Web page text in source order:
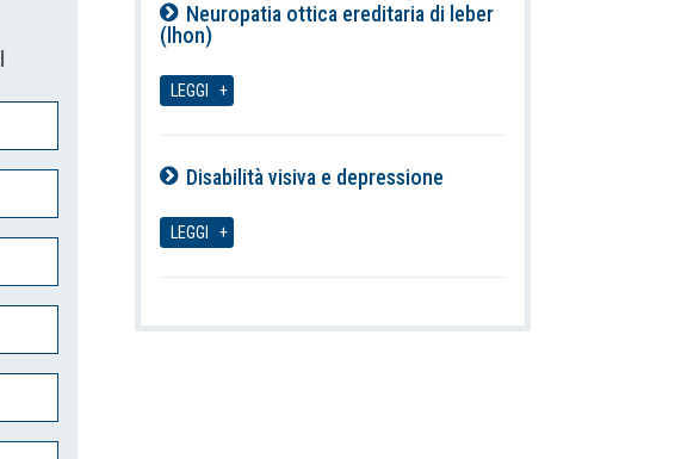
Neuropatia ottica ereditaria di leber
(lhon)
LEGGI
Disabilità visiva e depressione
LEGGI